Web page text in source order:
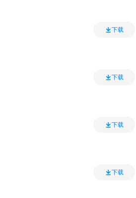
下载
下载
下载
下载